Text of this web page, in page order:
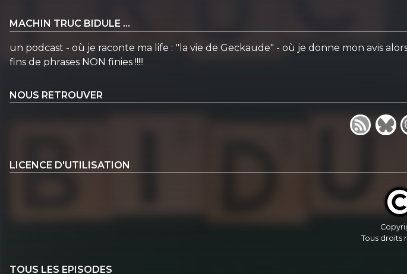
MACHIN TRUC BIDULE ...
un podcast - où je raconte ma life : "la vie de Geckaude" - où je donne mon avis
fins de phrases NON finies !!!!!
NOUS RETROUVER
LICENCE D'UTILISATION
Tous droits
TOUS LES EPISODES